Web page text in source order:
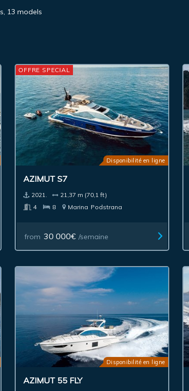
13 models
Disponibilité en ligne
AZIMUT S7
2021.
21,37 m (70,1 ft)
4
8 Marina Podstrana
from 30 000€ /semaine
OFFRE SPECIAL
Disponibilité en ligne
AZIMUT 55 FLY